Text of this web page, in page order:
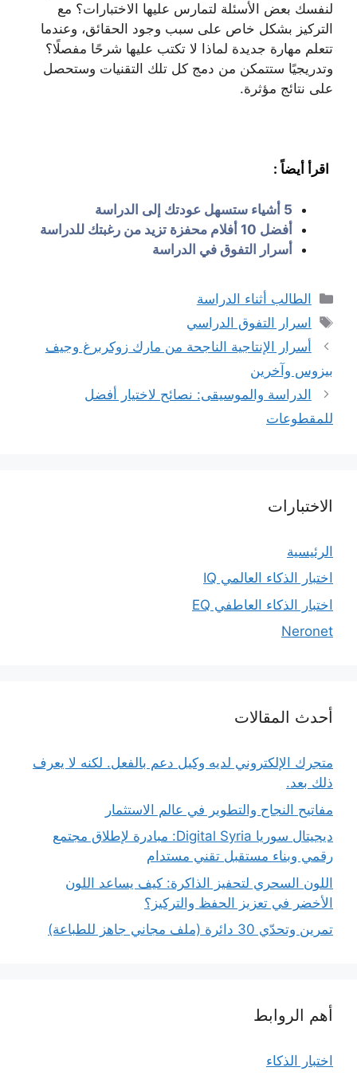
لنفسك بعض الأسئلة لتمارس عليها الاختبارات؟ مع
التركيز بشكل خاص على سبب وجود الحقائق، وعندما
تتعلم مهارة جديدة لماذا لا تكتب عليها شرحًا مفصلًا؟
وتدريجيًا ستتمكن من دمج كل تلك التقنيات وستحصل
على نتائج مؤثرة.
اقرأ أيضاً :
5 أشياء ستسهل عودتك إلى الدراسة
أفضل 10 أفلام محفزة تزيد من رغبتك للدراسة
أسرار التفوق في الدراسة
التصنيفات
الطالب أثناء الدراسة
الوسوم
اسرار التفوق الدراسي
أسرار الإنتاجية الناجحة من مارك زوكربرغ وجيف
بيزوس وآخرين
الدراسة والموسيقى: نصائح لاختيار أفضل
للمقطوعات
الاختبارات
الرئيسية
اختبار الذكاء العالمي IQ
اختبار الذكاء العاطفي EQ
Neronet
أحدث المقالات
متجرك الإلكتروني لديه وكيل دعم بالفعل. لكنه لا يعرف
ذلك بعد.
مفاتيح النجاح والتطوير في عالم الاستثمار
ديجيتال سوريا Digital Syria: مبادرة لإطلاق مجتمع
رقمي وبناء مستقبل تقني مستدام
اللون السحري لتحفيز الذاكرة: كيف يساعد اللون
الأخضر في تعزيز الحفظ والتركيز؟
تمرين وتحدّي 30 دائرة (ملف مجاني جاهز للطباعة)
أهم الروابط
اختبار الذكاء